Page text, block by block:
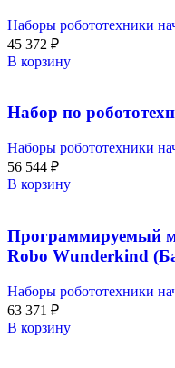
Наборы робототехники
45 372 ₽
В корзину
Набор по
Наборы робототехники
56 544 ₽
В корзину
Программируемый
Robo Wunderkind
Наборы робототехники
63 371 ₽
В корзину